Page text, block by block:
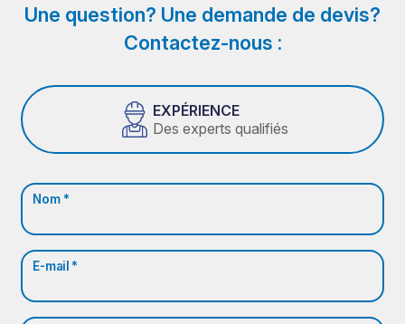
Une question? Une demande de devis?
Contactez-nous :
EXPÉRIENCE
Des experts qualifiés
Nom *
E-mail *